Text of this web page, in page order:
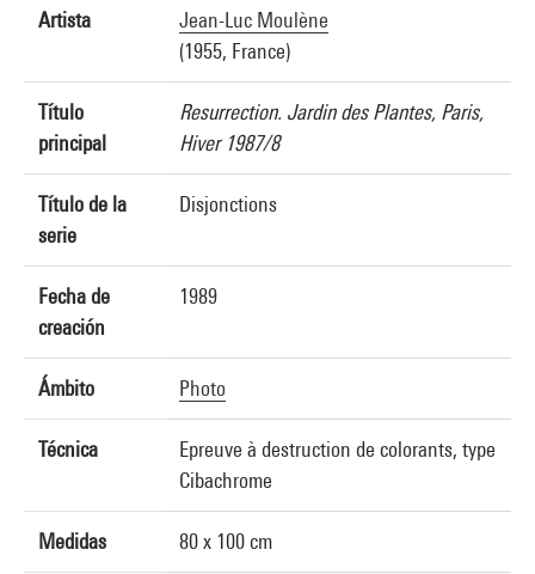
Artista
Jean-Luc Moulène
(1955, France)
Título
principal
Resurrection. Jardin des Plantes, Paris,
Hiver 1987/8
Título de la
serie
Disjonctions
Fecha de
creación
1989
Ámbito Photo
Técnica
Epreuve à destruction de colorants, type
Cibachrome
Medidas 80 x 100 cm